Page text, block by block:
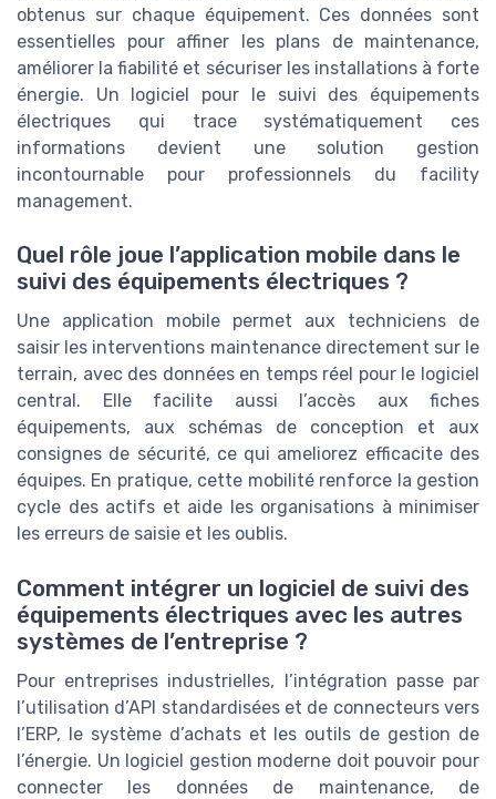
obtenus sur chaque équipement. Ces données sont
essentielles pour affiner les plans de maintenance,
améliorer la fiabilité et sécuriser les installations à forte
énergie. Un logiciel pour le suivi des équipements
électriques qui trace systématiquement ces
informations devient une solution gestion
incontournable pour professionnels du facility
management.
Quel rôle joue l’application mobile dans le
suivi des équipements électriques ?
Une application mobile permet aux techniciens de
saisir les interventions maintenance directement sur le
terrain, avec des données en temps réel pour le logiciel
central. Elle facilite aussi l’accès aux fiches
équipements, aux schémas de conception et aux
consignes de sécurité, ce qui ameliorez efficacite des
équipes. En pratique, cette mobilité renforce la gestion
cycle des actifs et aide les organisations à minimiser
les erreurs de saisie et les oublis.
Comment intégrer un logiciel de suivi des
équipements électriques avec les autres
systèmes de l’entreprise ?
Pour entreprises industrielles, l’intégration passe par
l’utilisation d’API standardisées et de connecteurs vers
l’ERP, le système d’achats et les outils de gestion de
l’énergie. Un logiciel gestion moderne doit pouvoir pour
connecter les données de maintenance, de